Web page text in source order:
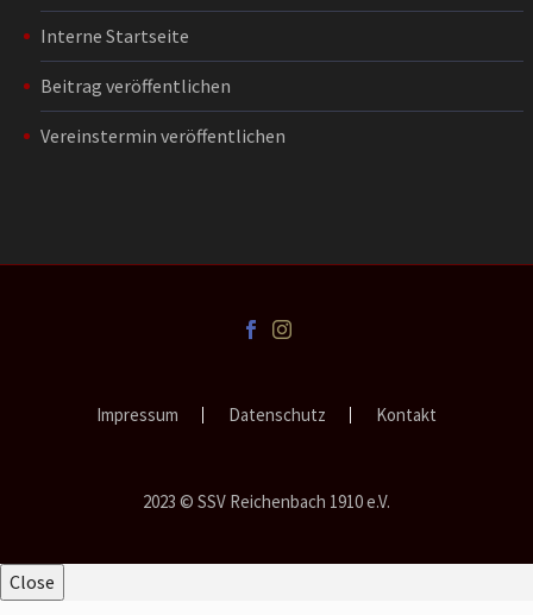
Interne Startseite
Beitrag veröffentlichen
Vereinstermin veröffentlichen
Impressum Datenschutz Kontakt
2023 © SSV Reichenbach 1910 e.V.
Close